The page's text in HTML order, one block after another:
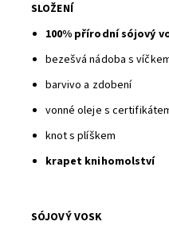
SLOŽENÍ
100% přírodní sójový
bezešvá nádoba s
barvivo a zdobení
vonné oleje s
knot s plíškem
krapet knihomolství
SÓJOVÝ VOSK